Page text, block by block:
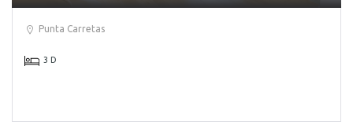
Punta Carretas
3 D